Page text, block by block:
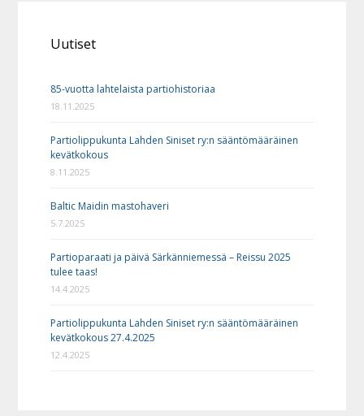
Uutiset
85-vuotta lahtelaista partiohistoriaa
18.11.2025
Partiolippukunta Lahden Siniset ry:n sääntömääräinen
kevätkokous
8.11.2025
Baltic Maidin mastohaveri
5.7.2025
Partioparaati ja päivä Särkänniemessä – Reissu 2025
tulee taas!
14.4.2025
Partiolippukunta Lahden Siniset ry:n sääntömääräinen
kevätkokous 27.4.2025
12.4.2025